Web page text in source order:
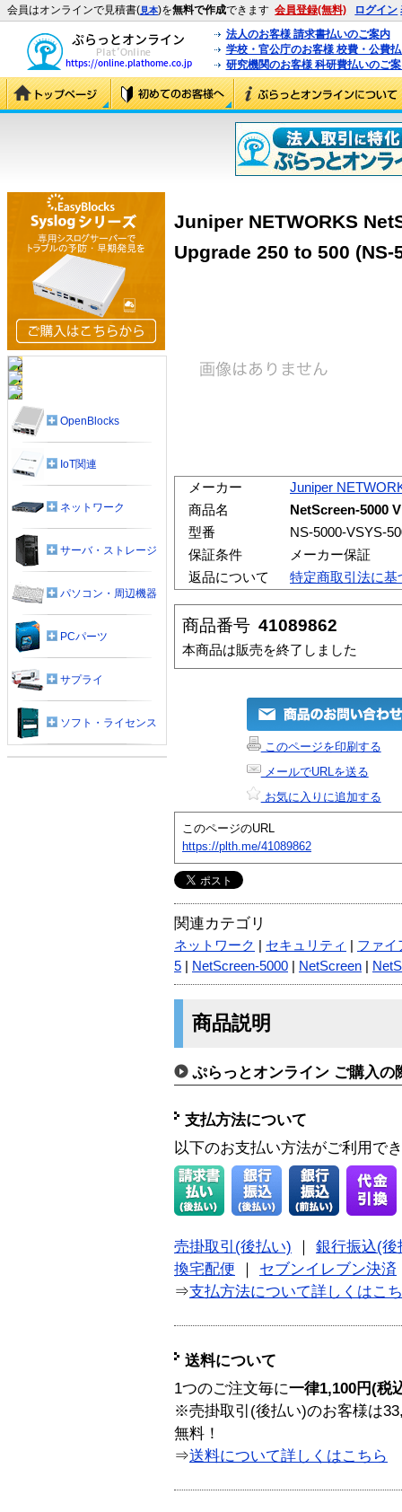
会員はオンラインで見積書(見本)を無料で作成できます 会員登録(無料) ログイン
法人のお客様 請求書払いのご案内
学校・官公庁のお客様 校費・公費
研究機関のお客様 科研費払いのご
Juniper NETWORKS
Upgrade 250 to 500 (NS-
メーカー
Juniper
商品名
NetScreen-5000
型番
NS-5000-VSYS-
保証条件
メーカー保証
返品について
特定商取引法に基
商品番号 41089862
本商品は販売を終了しました
このページを印刷する
メールでURLを送る
お気に入りに追加する
このページのURL
https://plth.me/41089862
関連カテゴリ
ネットワーク セキュリティ
ファイ
5
NetScreen-5000 NetScreen
商品説明
ぷらっとオンライン ご購入の
支払方法について
以下のお支払い方法がご利用で
売掛取引(後払い)
銀行振込(後
換宅配便
セブンイレブン決済
⇒支払方法について詳しくはこ
送料について
1つのご注文毎に一律1,100円(税
※売掛取引(後払い)のお客様は
無料！
⇒送料について詳しくはこちら
OpenBlocks
IoT関連
ネットワーク
サーバ・ストレージ
パソコン・周辺機器
PCパーツ
サプライ
ソフト・ライセンス